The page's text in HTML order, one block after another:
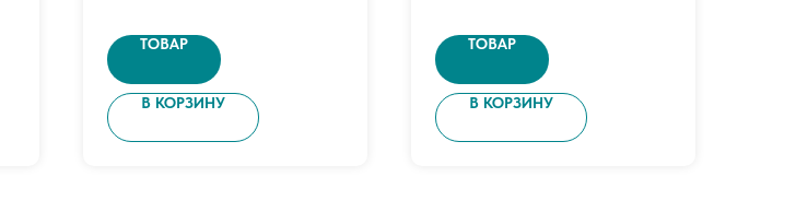
ТОВАР
В КОРЗИНУ
ТОВАР
В КОРЗИНУ